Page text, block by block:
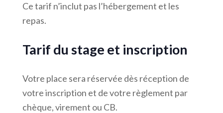
Ce tarif n’inclut pas l’hébergement et les
repas.
Tarif du stage et inscription
Votre place sera réservée dès réception de
votre inscription et de votre règlement par
chèque, virement ou CB.